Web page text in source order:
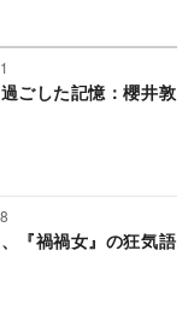
ごした記憶：櫻井敦
『禍禍女』の狂気語